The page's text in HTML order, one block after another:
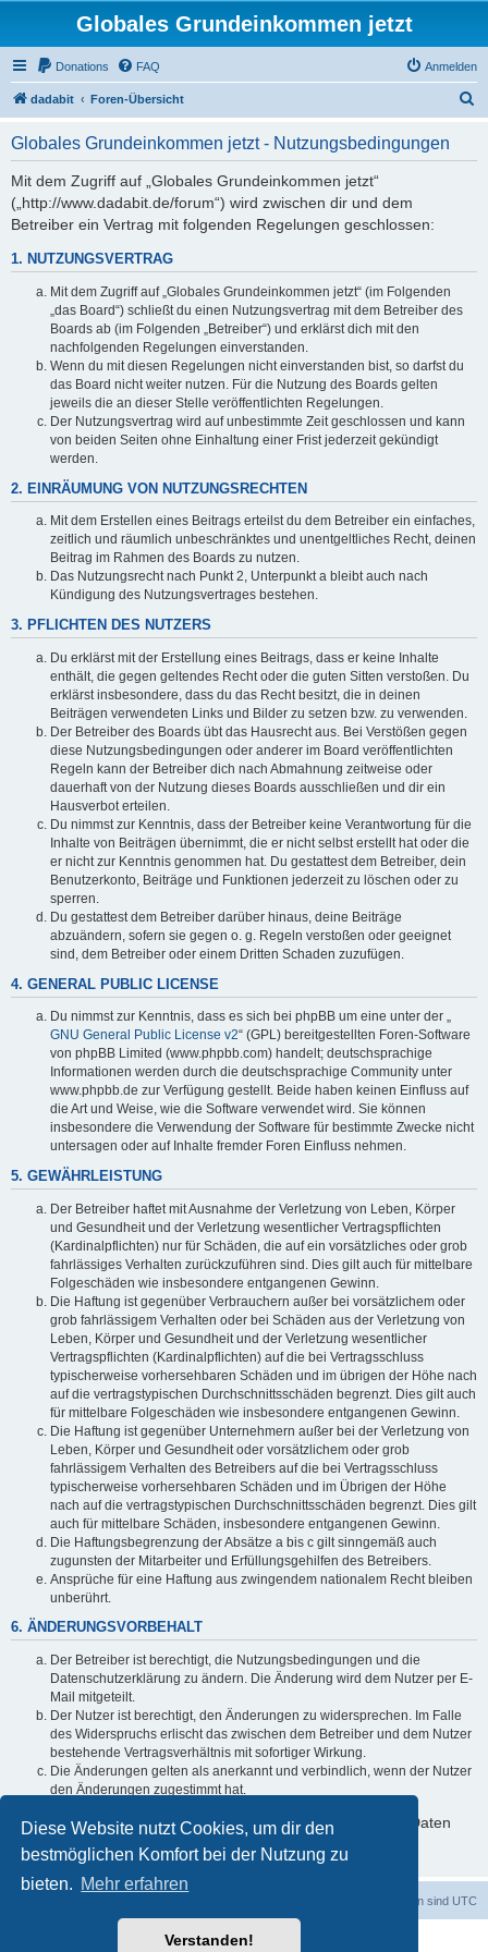
Diese Website nutzt Cookies, um dir den
bestmöglichen Komfort bei der Nutzung zu
bieten. Mehr erfahren
Verstanden!
Globales Grundeinkommen jetzt
Donations FAQ Anmelden
dadabit Foren-Übersicht
Globales Grundeinkommen jetzt - Nutzungsbedingungen
Mit dem Zugriff auf „Globales Grundeinkommen jetzt“
(„http://www.dadabit.de/forum“) wird zwischen dir und dem
Betreiber ein Vertrag mit folgenden Regelungen geschlossen:
1. NUTZUNGSVERTRAG
Mit dem Zugriff auf „Globales Grundeinkommen jetzt“ (im Folgenden
„das Board“) schließt du einen Nutzungsvertrag mit dem Betreiber des
Boards ab (im Folgenden „Betreiber“) und erklärst dich mit den
nachfolgenden Regelungen einverstanden.
Wenn du mit diesen Regelungen nicht einverstanden bist, so darfst du
das Board nicht weiter nutzen. Für die Nutzung des Boards gelten
jeweils die an dieser Stelle veröffentlichten Regelungen.
Der Nutzungsvertrag wird auf unbestimmte Zeit geschlossen und kann
von beiden Seiten ohne Einhaltung einer Frist jederzeit gekündigt
werden.
2. EINRÄUMUNG VON NUTZUNGSRECHTEN
Mit dem Erstellen eines Beitrags erteilst du dem Betreiber ein einfaches,
zeitlich und räumlich unbeschränktes und unentgeltliches Recht, deinen
Beitrag im Rahmen des Boards zu nutzen.
Das Nutzungsrecht nach Punkt 2, Unterpunkt a bleibt auch nach
Kündigung des Nutzungsvertrages bestehen.
3. PFLICHTEN DES NUTZERS
Du erklärst mit der Erstellung eines Beitrags, dass er keine Inhalte
enthält, die gegen geltendes Recht oder die guten Sitten verstoßen. Du
erklärst insbesondere, dass du das Recht besitzt, die in deinen
Beiträgen verwendeten Links und Bilder zu setzen bzw. zu verwenden.
Der Betreiber des Boards übt das Hausrecht aus. Bei Verstößen gegen
diese Nutzungsbedingungen oder anderer im Board veröffentlichten
Regeln kann der Betreiber dich nach Abmahnung zeitweise oder
dauerhaft von der Nutzung dieses Boards ausschließen und dir ein
Hausverbot erteilen.
Du nimmst zur Kenntnis, dass der Betreiber keine Verantwortung für die
Inhalte von Beiträgen übernimmt, die er nicht selbst erstellt hat oder die
er nicht zur Kenntnis genommen hat. Du gestattest dem Betreiber, dein
Benutzerkonto, Beiträge und Funktionen jederzeit zu löschen oder zu
sperren.
Du gestattest dem Betreiber darüber hinaus, deine Beiträge
abzuändern, sofern sie gegen o. g. Regeln verstoßen oder geeignet
sind, dem Betreiber oder einem Dritten Schaden zuzufügen.
4. GENERAL PUBLIC LICENSE
Du nimmst zur Kenntnis, dass es sich bei phpBB um eine unter der „
GNU General Public License v2“ (GPL) bereitgestellten Foren-Software
von phpBB Limited (www.phpbb.com) handelt; deutschsprachige
Informationen werden durch die deutschsprachige Community unter
www.phpbb.de zur Verfügung gestellt. Beide haben keinen Einfluss auf
die Art und Weise, wie die Software verwendet wird. Sie können
insbesondere die Verwendung der Software für bestimmte Zwecke nicht
untersagen oder auf Inhalte fremder Foren Einfluss nehmen.
5. GEWÄHRLEISTUNG
Der Betreiber haftet mit Ausnahme der Verletzung von Leben, Körper
und Gesundheit und der Verletzung wesentlicher Vertragspflichten
(Kardinalpflichten) nur für Schäden, die auf ein vorsätzliches oder grob
fahrlässiges Verhalten zurückzuführen sind. Dies gilt auch für mittelbare
Folgeschäden wie insbesondere entgangenen Gewinn.
Die Haftung ist gegenüber Verbrauchern außer bei vorsätzlichem oder
grob fahrlässigem Verhalten oder bei Schäden aus der Verletzung von
Leben, Körper und Gesundheit und der Verletzung wesentlicher
Vertragspflichten (Kardinalpflichten) auf die bei Vertragsschluss
typischerweise vorhersehbaren Schäden und im übrigen der Höhe nach
auf die vertragstypischen Durchschnittsschäden begrenzt. Dies gilt auch
für mittelbare Folgeschäden wie insbesondere entgangenen Gewinn.
Die Haftung ist gegenüber Unternehmern außer bei der Verletzung von
Leben, Körper und Gesundheit oder vorsätzlichem oder grob
fahrlässigem Verhalten des Betreibers auf die bei Vertragsschluss
typischerweise vorhersehbaren Schäden und im Übrigen der Höhe
nach auf die vertragstypischen Durchschnittsschäden begrenzt. Dies gilt
auch für mittelbare Schäden, insbesondere entgangenen Gewinn.
Die Haftungsbegrenzung der Absätze a bis c gilt sinngemäß auch
zugunsten der Mitarbeiter und Erfüllungsgehilfen des Betreibers.
Ansprüche für eine Haftung aus zwingendem nationalem Recht bleiben
unberührt.
6. ÄNDERUNGSVORBEHALT
Der Betreiber ist berechtigt, die Nutzungsbedingungen und die
Datenschutzerklärung zu ändern. Die Änderung wird dem Nutzer per E-
Mail mitgeteilt.
Der Nutzer ist berechtigt, den Änderungen zu widersprechen. Im Falle
des Widerspruchs erlischt das zwischen dem Betreiber und dem Nutzer
bestehende Vertragsverhältnis mit sofortiger Wirkung.
Die Änderungen gelten als anerkannt und verbindlich, wenn der Nutzer
den Änderungen zugestimmt hat.
Informationen über den Umgang mit deinen persönlichen Daten
sind in der Datenschutzerklärung enthalten.
Alle Zeiten sind UTC
Powered byphpBB® Forum Software © phpBB Limited